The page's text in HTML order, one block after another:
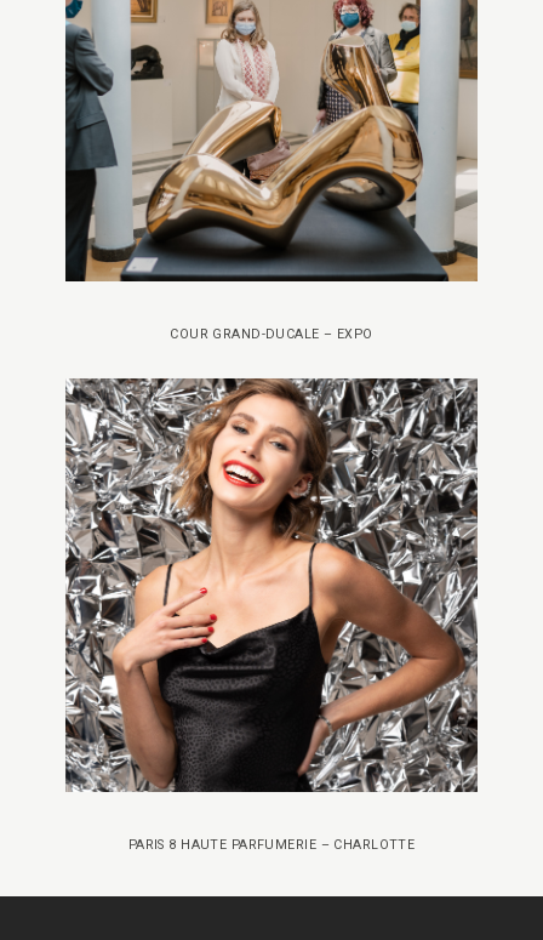
COUR GRAND-DUCALE – EXPO
PARIS 8 HAUTE PARFUMERIE – CHARLOTTE